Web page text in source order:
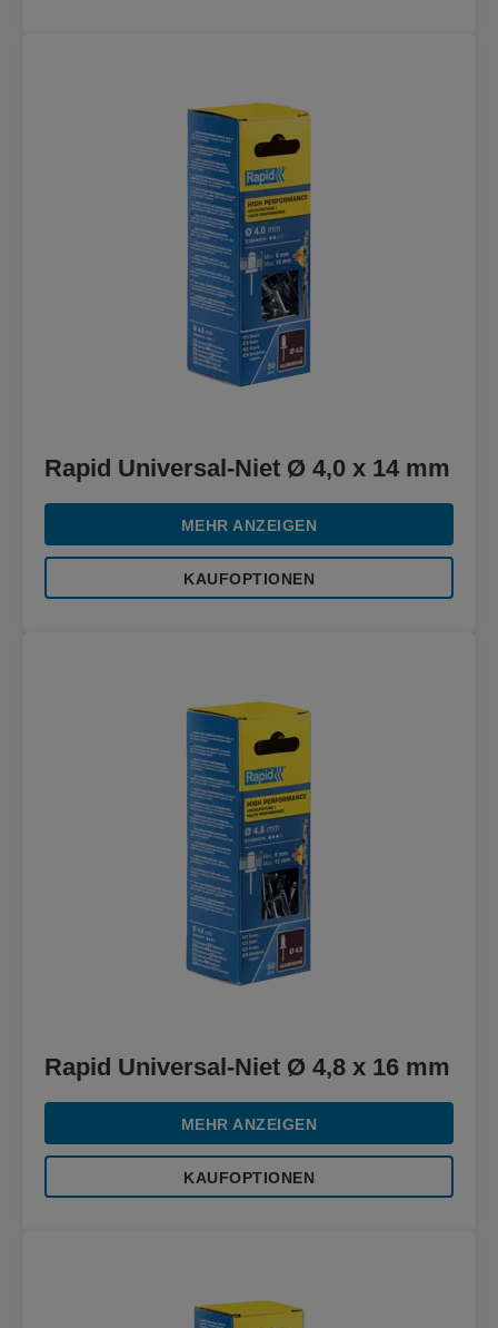
Rapid Universal-Niet Ø 4,0 x 14 mm
MEHR ANZEIGEN
KAUFOPTIONEN
Rapid Universal-Niet Ø 4,8 x 16 mm
MEHR ANZEIGEN
KAUFOPTIONEN